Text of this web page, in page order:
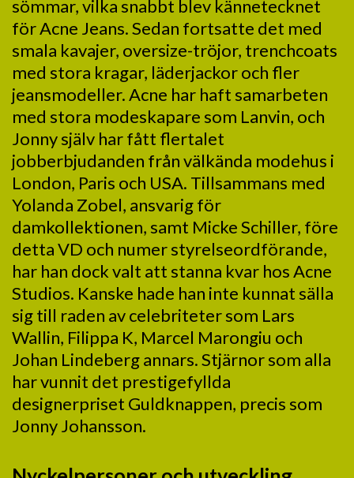
sömmar, vilka snabbt blev kännetecknet
för Acne Jeans. Sedan fortsatte det med
smala kavajer, oversize-tröjor, trenchcoats
med stora kragar, läderjackor och fler
jeansmodeller. Acne har haft samarbeten
med stora modeskapare som Lanvin, och
Jonny själv har fått flertalet
jobberbjudanden från välkända modehus i
London, Paris och USA. Tillsammans med
Yolanda Zobel, ansvarig för
damkollektionen, samt Micke Schiller, före
detta VD och numer styrelseordförande,
har han dock valt att stanna kvar hos Acne
Studios. Kanske hade han inte kunnat sälla
sig till raden av celebriteter som Lars
Wallin, Filippa K, Marcel Marongiu och
Johan Lindeberg annars. Stjärnor som alla
har vunnit det prestigefyllda
designerpriset Guldknappen, precis som
Jonny Johansson.